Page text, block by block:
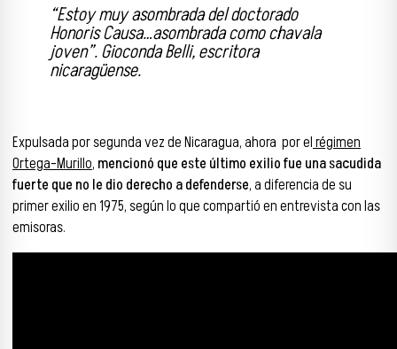
“Estoy muy asombrada del doctorado
Honoris Causa…asombrada como chavala
joven”. Gioconda Belli, escritora
nicaragüense.
Expulsada por segunda vez de Nicaragua, ahora por elrégimen
Ortega-Murillo, mencionó que este último exilio fue una sacudida
fuerte que no le dio derecho a defenderse, a diferencia de su
primer exilio en 1975, según lo que compartió en entrevista con las
emisoras.